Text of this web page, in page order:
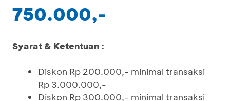
750.000,-
Syarat & Ketentuan :
Diskon Rp 200.000,- minimal transaksi
Rp 3.000.000,-
Diskon Rp 300.000,- minimal transaksi